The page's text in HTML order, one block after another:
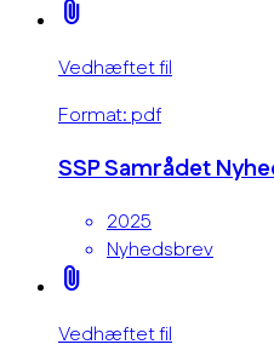
attach_file
Vedhæftet fil
Format: pdf
SSP Samrådet
2025
Nyhedsbrev
attach_file
Vedhæftet fil